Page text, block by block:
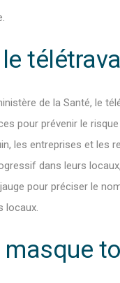
de la Santé, le
pour prévenir le risque
les entreprises et les
dans leurs
pour préciser le
locaux.
masque